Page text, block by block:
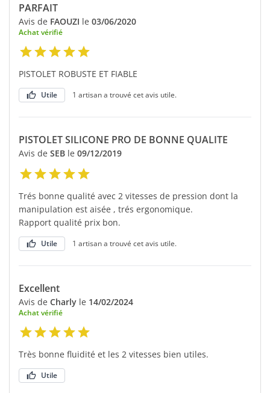
PARFAIT
Avis de FAOUZI le 03/06/2020
Achat vérifié
PISTOLET ROBUSTE ET FIABLE
Utile 1 artisan a trouvé cet avis utile.
PISTOLET SILICONE PRO DE BONNE QUALITE
Avis de SEB le 09/12/2019
Trés bonne qualité avec 2 vitesses de pression dont la
manipulation est aisée , trés ergonomique.
Rapport qualité prix bon.
Utile 1 artisan a trouvé cet avis utile.
Excellent
Avis de Charly le 14/02/2024
Achat vérifié
Très bonne fluidité et les 2 vitesses bien utiles.
Utile